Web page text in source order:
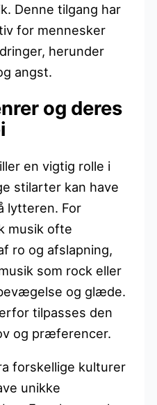
Denne tilgang har
for mennesker
herunder
angst.
og deres
en vigtig rolle i
stilarter kan have
lytteren. For
musik ofte
ro og afslapning,
som rock eller
og glæde.
tilpasses den
og præferencer.
forskellige kulturer
unikke